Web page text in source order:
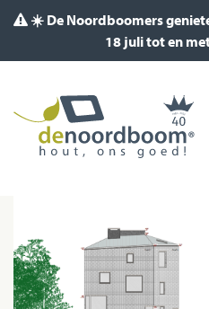
☀️ De Noordboomers
18 juli tot en